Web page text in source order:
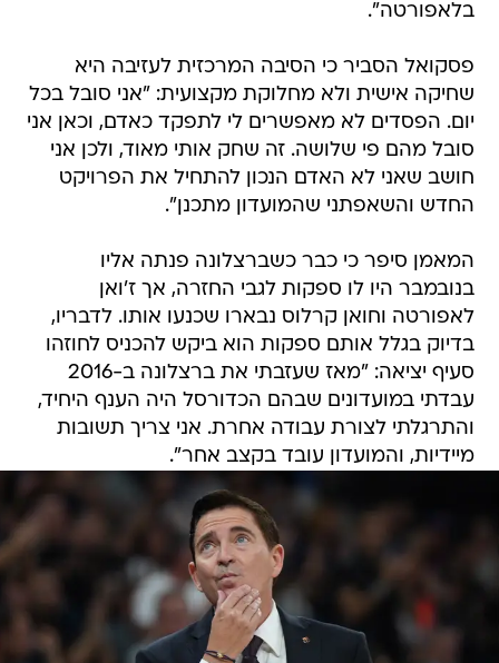
בלאפורטה".
פסקואל הסביר כי הסיבה המרכזית לעזיבה היא
שחיקה אישית ולא מחלוקת מקצועית: "אני סובל בכל
יום. הפסדים לא מאפשרים לי לתפקד כאדם, וכאן אני
סובל מהם פי שלושה. זה שחק אותי מאוד, ולכן אני
חושב שאני לא האדם הנכון להתחיל את הפרויקט
החדש והשאפתני שהמועדון מתכנן".
המאמן סיפר כי כבר כשברצלונה פנתה אליו
בנובמבר היו לו ספקות לגבי החזרה, אך ז'ואן
לאפורטה וחואן קרלוס נבארו שכנעו אותו. לדבריו,
בדיוק בגלל אותם ספקות הוא ביקש להכניס לחוזהו
סעיף יציאה: "מאז שעזבתי את ברצלונה ב-2016
עבדתי במועדונים שבהם הכדורסל היה הענף היחיד,
והתרגלתי לצורת עבודה אחרת. אני צריך תשובות
מיידיות, והמועדון עובד בקצב אחר".